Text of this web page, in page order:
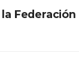
Federación